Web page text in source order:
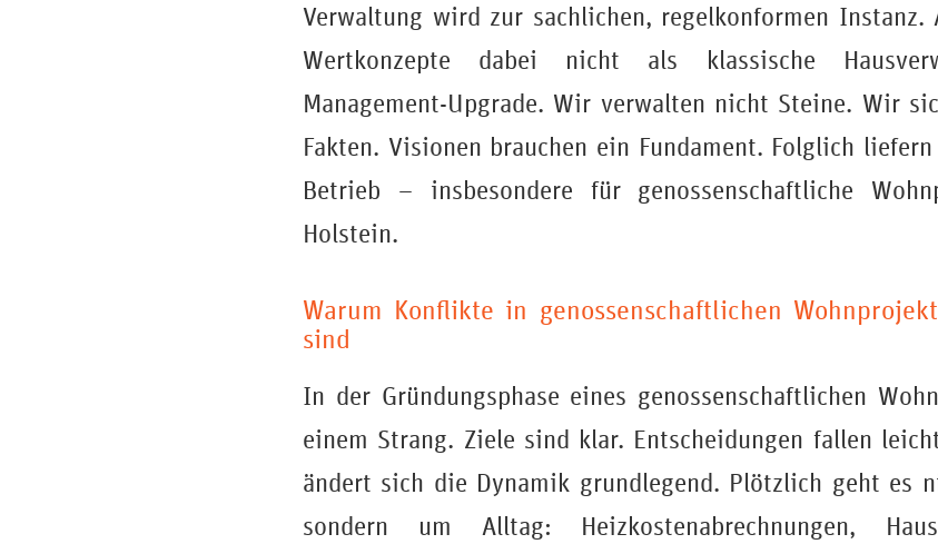
Verwaltung wird zur sachlichen, regelkonformen Instanz.
Wertkonzepte dabei nicht als klassische
Management-Upgrade. Wir verwalten nicht Steine. Wir
Fakten. Visionen brauchen ein Fundament. Folglich
Betrieb – insbesondere für genossenschaftliche
Holstein.
Warum Konflikte in genossenschaftlichen
sind
In der Gründungsphase eines genossenschaftlichen
einem Strang. Ziele sind klar. Entscheidungen fallen
ändert sich die Dynamik grundlegend. Plötzlich geht es
sondern um Alltag: Heizkostenabrechnungen,